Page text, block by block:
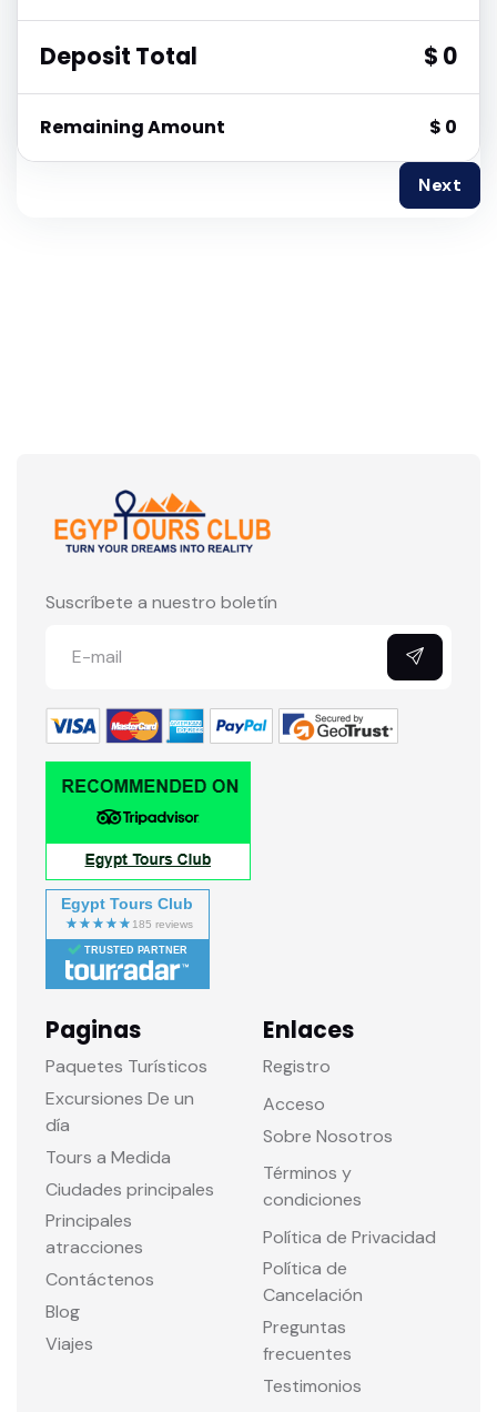
Deposit Total $ 0
Remaining Amount $ 0
Next
Suscríbete a nuestro boletín
Egypt Tours Club
TRUSTED PARTNER
Paginas
Paquetes Turísticos
Excursiones De un
día
Tours a Medida
Ciudades principales
Principales
atracciones
Contáctenos
Blog
Viajes
Enlaces
Registro
Acceso
Sobre Nosotros
Términos y
condiciones
Política de Privacidad
Política de
Cancelación
Preguntas
frecuentes
Testimonios